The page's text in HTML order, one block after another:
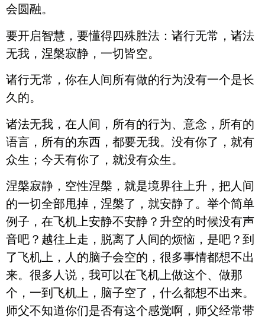
会圆融。
要开启智慧，要懂得四殊胜法：诸行无常，诸法
无我，涅槃寂静，一切皆空。
诸行无常，你在人间所有做的行为没有一个是长
久的。
诸法无我，在人间，所有的行为、意念，所有的
语言，所有的东西，都要无我。没有你了，就有
众生；今天有你了，就没有众生。
涅槃寂静，空性涅槃，就是境界往上升，把人间
的一切全部甩掉，涅槃了，就安静了。举个简单
例子，在飞机上安静不安静？升空的时候没有声
音吧？越往上走，脱离了人间的烦恼，是吧？到
了飞机上，人的脑子会空的，很多事情都想不出
来。很多人说，我可以在飞机上做这个、做那
个，一到飞机上，脑子空了，什么都想不出来。
师父不知道你们是否有这个感觉啊，师父经常带